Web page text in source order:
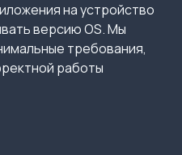
на устройство
версию OS. Мы
требования,
работы